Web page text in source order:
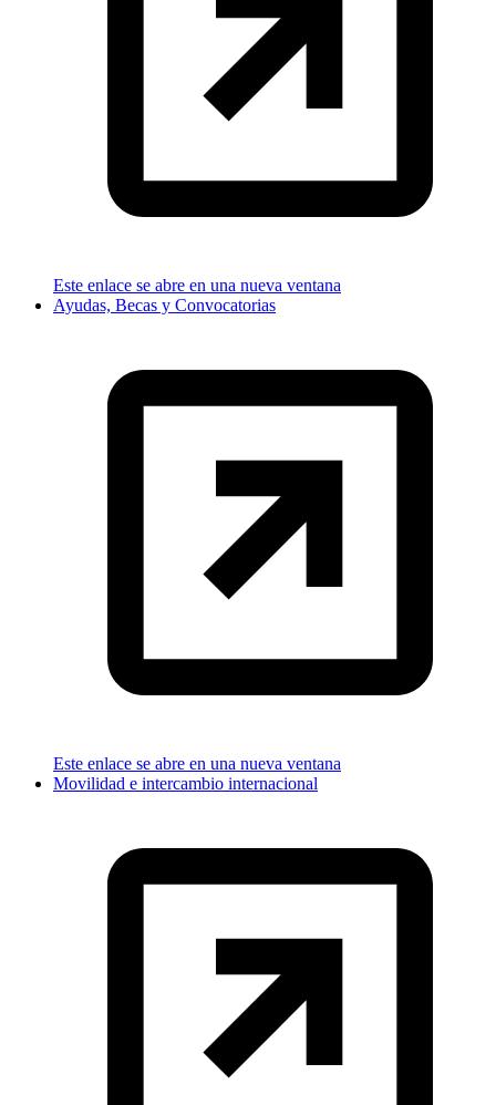
Este enlace se abre en una nueva ventana
Ayudas, Becas y Convocatorias
Este enlace se abre en una nueva ventana
Movilidad e intercambio internacional